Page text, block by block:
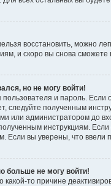
восстановить, можно
и скоро вы снова
но не могу войти!
и пароль.
следуйте полученным
или администратором до
инструкциям.
Если вы уверены, что
больше не могу войти!
какой-то причине